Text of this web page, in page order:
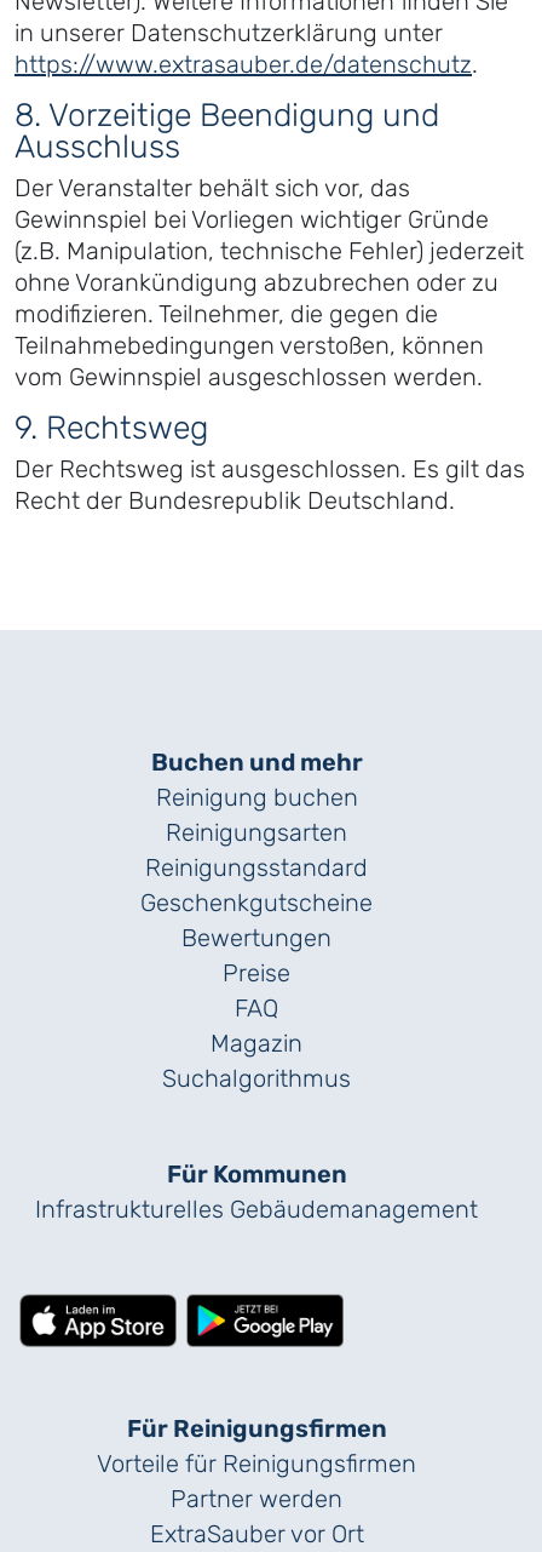
in unserer Datenschutzerklärung unter
https://www.extrasauber.de/datenschutz.
8. Vorzeitige Beendigung und
Ausschluss
Der Veranstalter behält sich vor, das
Gewinnspiel bei Vorliegen wichtiger Gründe
(z.B. Manipulation, technische Fehler) jederzeit
ohne Vorankündigung abzubrechen oder zu
modifizieren. Teilnehmer, die gegen die
Teilnahmebedingungen verstoßen, können
vom Gewinnspiel ausgeschlossen werden.
9. Rechtsweg
Der Rechtsweg ist ausgeschlossen. Es gilt das
Recht der Bundesrepublik Deutschland.
Buchen und mehr
Reinigung buchen
Reinigungsarten
Reinigungs­standard
Geschenk­gutscheine
Bewertungen
Preise
FAQ
Magazin
Suchalgorithmus
Für Kommunen
Infrastrukturelles Gebäude­management
Für Reinigungs­firmen
Vorteile für Reinigungs­firmen
Partner werden
ExtraSauber vor Ort